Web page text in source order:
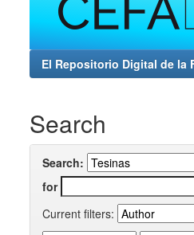
El Repositorio Digital de la
Search
Search:
for
Current filters: